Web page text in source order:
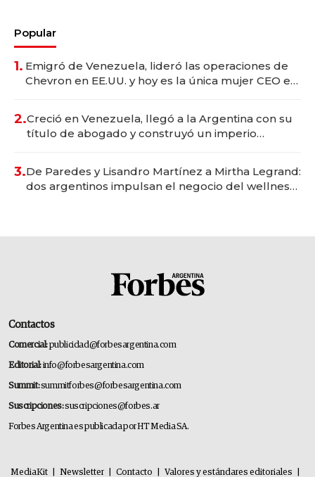
Popular
1. Emigró de Venezuela, lideró las operaciones de
Chevron en EE.UU. y hoy es la única mujer CEO en
2.Creció en Venezuela, llegó a la Argentina con su
título de abogado y construyó un imperio
3.De Paredes y Lisandro Martínez a Mirtha Legrand:
dos argentinos impulsan el negocio del wellness
Contactos
Comercial:publicidad@forbesargentina.com
Editorial:info@forbesargentina.com
Summit:summitforbes@forbesargentina.com
Suscripciones:suscripciones@forbes.ar
Forbes Argentina es publicada por HT Media SA.
MediaKit Newsletter Contacto Valores y estándares editoriales